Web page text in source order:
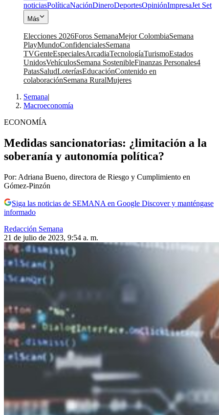
noticiasPolíticaNaciónDineroDeportesOpiniónImpresaJet Set
Más
Elecciones 2026Foros SemanaMejor ColombiaSemana
PlayMundoConfidencialesSemana
TVGenteEspecialesArcadiaTecnologíaTurismoEstados
UnidosVehículosSemana SostenibleFinanzas Personales4
PatasSaludLoteríasEducaciónContenido en
colaboraciónSemana RuralMujeres
Semana|
Macroeconomía
ECONOMÍA
Medidas sancionatorias: ¿limitación a la
soberanía y autonomía política?
Por: Adriana Bueno, directora de Riesgo y Cumplimiento en
Gómez-Pinzón
Siga las noticias de SEMANA en Google Discover y manténgase
informado
Redacción Semana
21 de julio de 2023, 9:54 a. m.